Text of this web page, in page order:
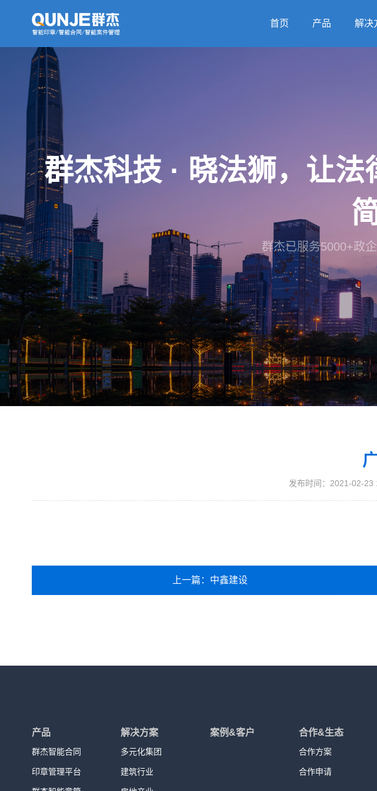
首页 产品 解决
群杰科技 · 晓法狮，让
群杰已服务5000+政
发布时间：2021-02-23
上一篇：中鑫建设
产品
群杰智能合同
印章管理平台
解决方案
多元化集团
建筑行业
案例&客户 合作&生态
合作方案
合作申请